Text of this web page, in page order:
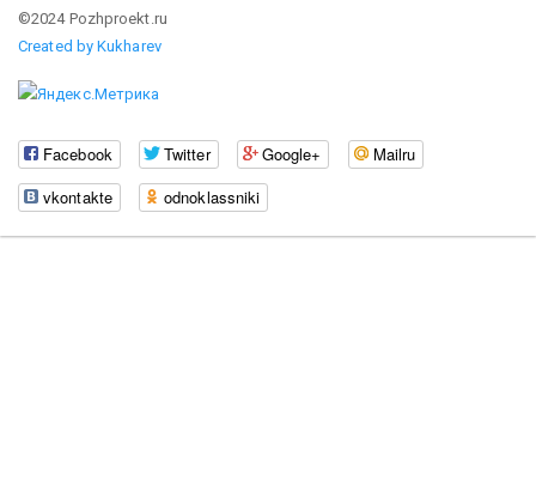
©2024 Pozhproekt.ru
Created by Kukharev
Facebook Twitter Google+
Mailru
vkontakte
odnoklassniki